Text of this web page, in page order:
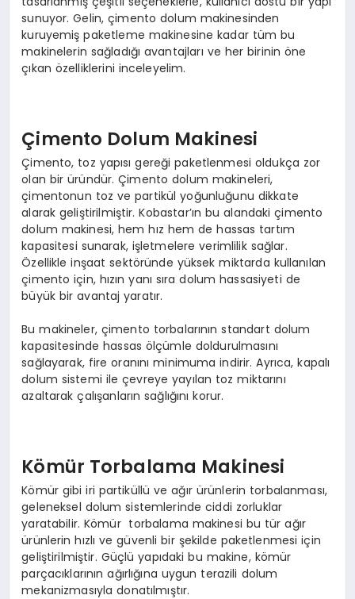
sunuyor. Gelin, çimento dolum makinesinden
kuruyemiş paketleme makinesine kadar tüm bu
makinelerin sağladığı avantajları ve her birinin öne
çıkan özelliklerini inceleyelim.
Çimento Dolum Makinesi
Çimento, toz yapısı gereği paketlenmesi oldukça zor
olan bir üründür. Çimento dolum makineleri,
çimentonun toz ve partikül yoğunluğunu dikkate
alarak geliştirilmiştir. Kobastar’ın bu alandaki çimento
dolum makinesi, hem hız hem de hassas tartım
kapasitesi sunarak, işletmelere verimlilik sağlar.
Özellikle inşaat sektöründe yüksek miktarda kullanılan
çimento için, hızın yanı sıra dolum hassasiyeti de
büyük bir avantaj yaratır.
Bu makineler, çimento torbalarının standart dolum
kapasitesinde hassas ölçümle doldurulmasını
sağlayarak, fire oranını minimuma indirir. Ayrıca, kapalı
dolum sistemi ile çevreye yayılan toz miktarını
azaltarak çalışanların sağlığını korur.
Kömür Torbalama Makinesi
Kömür gibi iri partiküllü ve ağır ürünlerin torbalanması,
geleneksel dolum sistemlerinde ciddi zorluklar
yaratabilir. Kömür torbalama makinesi bu tür ağır
ürünlerin hızlı ve güvenli bir şekilde paketlenmesi için
geliştirilmiştir. Güçlü yapıdaki bu makine, kömür
parçacıklarının ağırlığına uygun terazili dolum
mekanizmasıyla donatılmıştır.